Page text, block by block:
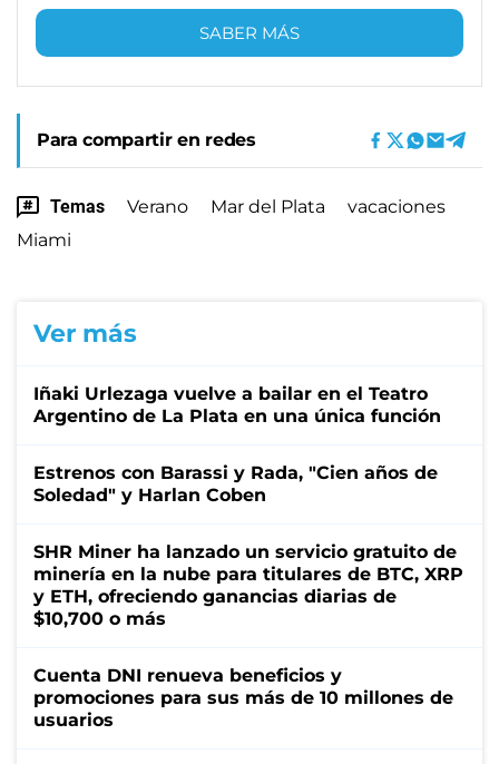
SABER MÁS
Para compartir en redes
Temas Verano Mar del Plata
vacaciones
Miami
Ver más
Iñaki Urlezaga vuelve a bailar en el Teatro
Argentino de La Plata en una única función
Estrenos con Barassi y Rada, "Cien años de
Soledad" y Harlan Coben
SHR Miner ha lanzado un servicio gratuito de
minería en la nube para titulares de BTC, XRP
y ETH, ofreciendo ganancias diarias de
$10,700 o más
Cuenta DNI renueva beneficios y
promociones para sus más de 10 millones de
usuarios